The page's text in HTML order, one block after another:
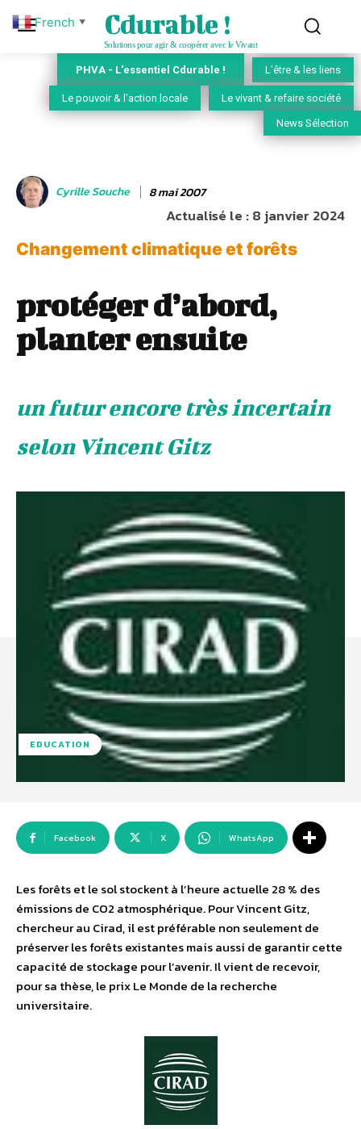
Cdurable !
Solutions pour agir & coopérer avec le Vivant
PHVA - L'essentiel Cdurable ! L'être & les liens
Le pouvoir & l'action locale Le vivant & refaire société
News Sélection
Cyrille Souche 8 mai 2007
Actualisé le :8 janvier 2024
Changement climatique et forêts
protéger d’abord,
planter ensuite
un futur encore très incertain
selon Vincent Gitz
EDUCATION
Facebook X WhatsApp
Les forêts et le sol stockent à l’heure actuelle 28 % des
émissions de CO2 atmosphérique. Pour Vincent Gitz,
chercheur au Cirad, il est préférable non seulement de
préserver les forêts existantes mais aussi de garantir cette
capacité de stockage pour l’avenir. Il vient de recevoir,
pour sa thèse, le prix Le Monde de la recherche
universitaire.
French ▼